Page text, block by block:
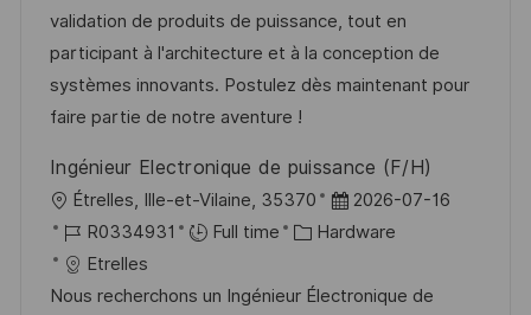
i
o
n
d
D
a
t
d
g
o
r
y
validation de produits de puissance, tout en
participant à l'architecture et à la conception de
systèmes innovants. Postulez dès maintenant pour
faire partie de notre aventure !
Ingénieur Electronique de puissance (F/H)
L
o
c
a
Étrelles, Ille-et-Vilaine, 35370
P
o
t
2026-07-16
J
o
b
R0334931 Full time
C
t
Hardware
Etrelles
Nous recherchons un Ingénieur Électronique de